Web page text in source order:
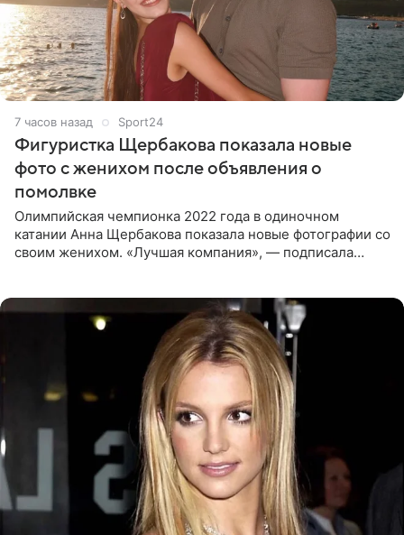
7 часов назад Sport24
Фигуристка Щербакова показала новые
фото с женихом после объявления о
помолвке
Олимпийская чемпионка 2022 года в одиночном
катании Анна Щербакова показала новые фотографии со
своим женихом. «Лучшая компания», — подписала